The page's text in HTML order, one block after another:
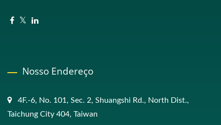
Nosso Endereço
4F.-6, No. 101, Sec. 2, Shuangshi Rd., North Dist.,
Taichung City 404, Taiwan